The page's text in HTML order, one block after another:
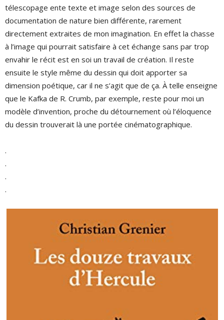
télescopage ente texte et image selon des sources de
documentation de nature bien différente, rarement
directement extraites de mon imagination. En effet la chasse
à l’image qui pourrait satisfaire à cet échange sans par trop
envahir le récit est en soi un travail de création. Il reste
ensuite le style même du dessin qui doit apporter sa
dimension poétique, car il ne s’agit que de ça. À telle enseigne
que le Kafka de R. Crumb, par exemple, reste pour moi un
modèle d’invention, proche du détournement où l’éloquence
du dessin trouverait là une portée cinématographique.
.
.
.
.